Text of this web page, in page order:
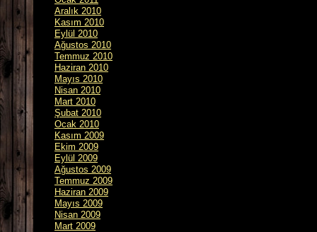
Aralık 2010
Kasım 2010
Eylül 2010
Ağustos 2010
Temmuz 2010
Haziran 2010
Mayıs 2010
Nisan 2010
Mart 2010
Şubat 2010
Ocak 2010
Kasım 2009
Ekim 2009
Eylül 2009
Ağustos 2009
Temmuz 2009
Haziran 2009
Mayıs 2009
Nisan 2009
Mart 2009